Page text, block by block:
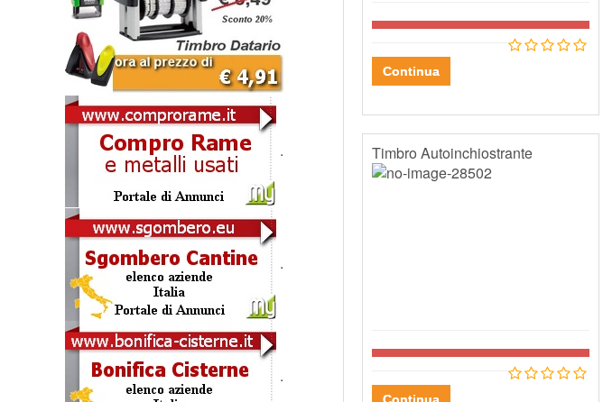
.
.
.
Continua
Timbro Autoinchiostrante